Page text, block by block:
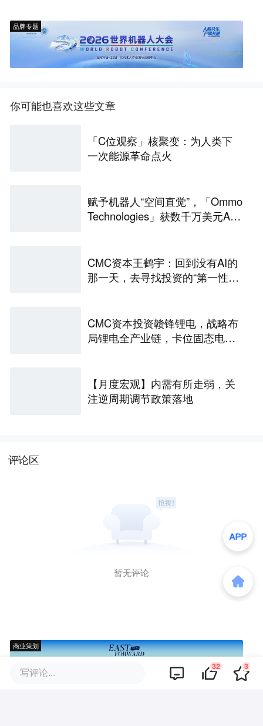
品牌专题
你可能也喜欢这些文章
「C位观察」核聚变：为人类下
一次能源革命点火
赋予机器人“空间直觉”，「Ommo
Technologies」获数千万美元A轮
CMC资本王鹤宇：回到没有AI的
那一天，去寻找投资的“第一性原
CMC资本投资赣锋锂电，战略布
局锂电全产业链，卡位固态电池
【月度宏观】内需有所走弱，关
注逆周期调节政策落地
评论区
暂无评论
商业策划
写评论... 32 3